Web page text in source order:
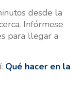
desde la
Infórmese
para llegar a
Qué hacer en la